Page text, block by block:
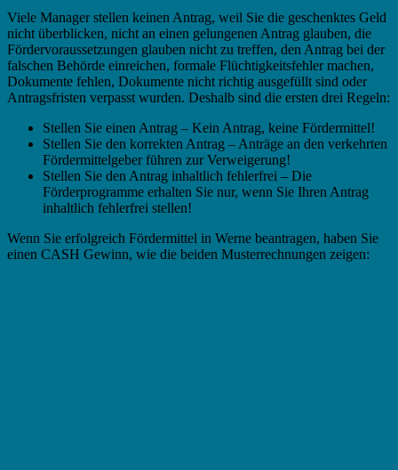
Viele Manager stellen keinen Antrag, weil Sie die geschenktes Geld
nicht überblicken, nicht an einen gelungenen Antrag glauben, die
Fördervoraussetzungen glauben nicht zu treffen, den Antrag bei der
falschen Behörde einreichen, formale Flüchtigkeitsfehler machen,
Dokumente fehlen, Dokumente nicht richtig ausgefüllt sind oder
Antragsfristen verpasst wurden. Deshalb sind die ersten drei Regeln:
Stellen Sie einen Antrag – Kein Antrag, keine Fördermittel!
Stellen Sie den korrekten Antrag – Anträge an den verkehrten
Fördermittelgeber führen zur Verweigerung!
Stellen Sie den Antrag inhaltlich fehlerfrei – Die
Förderprogramme erhalten Sie nur, wenn Sie Ihren Antrag
inhaltlich fehlerfrei stellen!
Wenn Sie erfolgreich Fördermittel in Werne beantragen, haben Sie
einen CASH Gewinn, wie die beiden Musterrechnungen zeigen: